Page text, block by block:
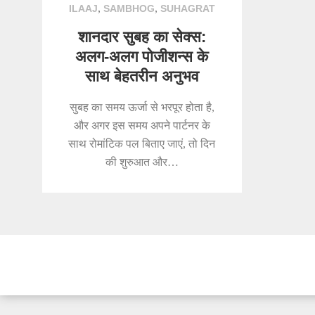
ILAAJ, SAMBHOG, SUHAGRAT
शानदार सुबह का सेक्स:
अलग-अलग पोजीशन्स के
साथ बेहतरीन अनुभव
सुबह का समय ऊर्जा से भरपूर होता है,
और अगर इस समय अपने पार्टनर के
साथ रोमांटिक पल बिताए जाएं, तो दिन
की शुरुआत और…